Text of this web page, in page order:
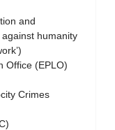
and
humanity
Office (EPLO)
Crimes